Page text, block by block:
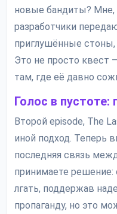
новые бандиты? Мне,
разработчики
приглушённые стоны,
Это не просто квест
там, где её давно
Голос в пустоте:
Второй episode, The
иной подход. Теперь
последняя связь
принимаете решение:
лгать, поддержав
пропаганду, но это